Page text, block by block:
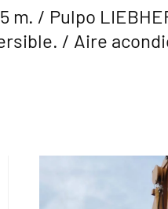
m. / Pulpo
/ Aire